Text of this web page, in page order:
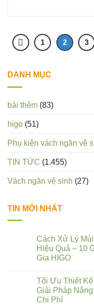
1 2 3
DANH MỤC
bài thêm (83)
higo (51)
Phụ kiện vách ngăn vệ
TIN TỨC (1.455)
Vách ngăn vệ sinh (27)
TIN MỚI NHẤT
Cách Xử Lý
Hiệu Quả – 10
Gia HIGO
Tối Ưu Thiết
Giải Pháp
Chi Phí